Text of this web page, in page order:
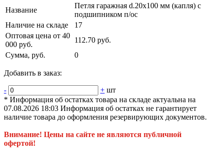
Название
Петля гаражная d.20х100 мм (капля) с
подшипником п/ос
Наличие на складе
17
Оптовая цена от 40
000 руб.
112.70 руб.
Сумма, руб.
0
Добавить в заказ:
- + шт
* Информация об остатках товара на складе актуальна на
07.08.2026 18:03 Информация об остатках не гарантирует
наличие товара до оформления резервирующих документов.
Внимание! Цены на сайте не являются публичной
офертой!